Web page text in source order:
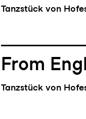
Tanzstück von
From
Tanzstück von